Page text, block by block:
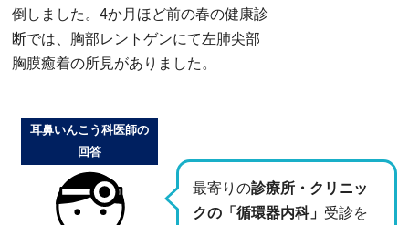
倒しました。4か月ほど前の春の健康診
断では、胸部レントゲンにて左肺尖部
胸膜癒着の所見がありました。
最寄りの診療所・クリニッ
クの「循環器内科」 受診を
耳鼻いんこう科医師の
回答